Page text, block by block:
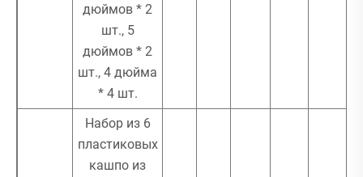
дюймов * 2
шт., 5
дюймов * 2
шт., 4 дюйма
* 4 шт.
Набор из 6
пластиковых
кашпо из